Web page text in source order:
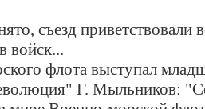
съезд приветствовали
войск...
флота выступал
Г. Мыльников: